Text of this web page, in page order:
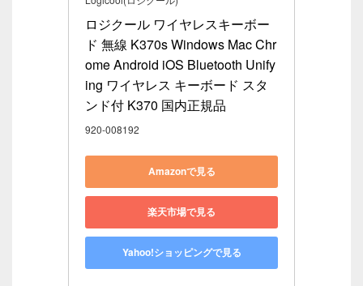
ロジクール ワイヤレスキーボー
ド 無線 K370s Windows Mac Chr
ome Android iOS Bluetooth Unify
ing ワイヤレス キーボード スタ
ンド付 K370 国内正規品
920-008192
Amazonで見る
楽天市場で見る
Yahoo!ショッピングで見る